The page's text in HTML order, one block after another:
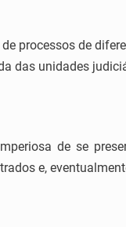
processos de
das unidades
de se
e,